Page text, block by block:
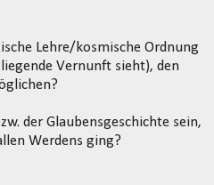
Lehre/kosmische Ordnung
Vernunft sieht), den
der Glaubensgeschichte sein,
Werdens ging?